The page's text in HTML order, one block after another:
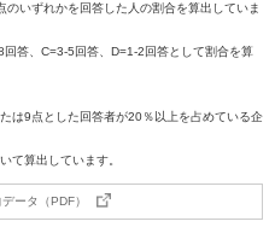
いずれかを回答した人の割合を算出していま
答、C=3-5回答、D=1-2回答として割合を算
は9点とした回答者が20％以上を占めている企
て算出しています。
ータ（PDF）